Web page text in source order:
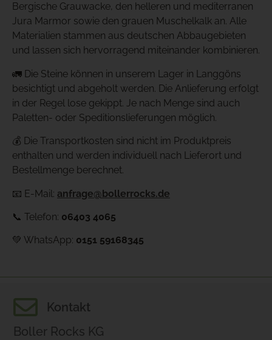
Bergische Grauwacke, den helleren und mediterranen
Jura Marmor sowie den grauen Muschelkalk an. Alle
Materialien stammen aus deutschen Abbaugebieten
und lassen sich hervorragend miteinander kombinieren.
🚛 Die Steine können in unserem Lager in Langgöns
besichtigt und abgeholt werden. Die Anlieferung erfolgt
in der Regel lose gekippt. Je nach Menge sind auch
Paletten- oder Speditionslieferungen möglich.
💰 Die Transportkosten sind nicht im Produktpreis
enthalten und werden individuell nach Lieferort und
Bestellmenge berechnet.
📧 E-Mail: anfrage@bollerrocks.de
📞 Telefon: 06403 4065
💚 WhatsApp: 0151 59168345
Kontakt
Boller Rocks KG